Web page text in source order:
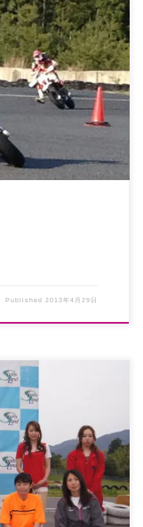
に、試乗会に、オーナー
Published2013年4月29日
国の方に声をかけさせて